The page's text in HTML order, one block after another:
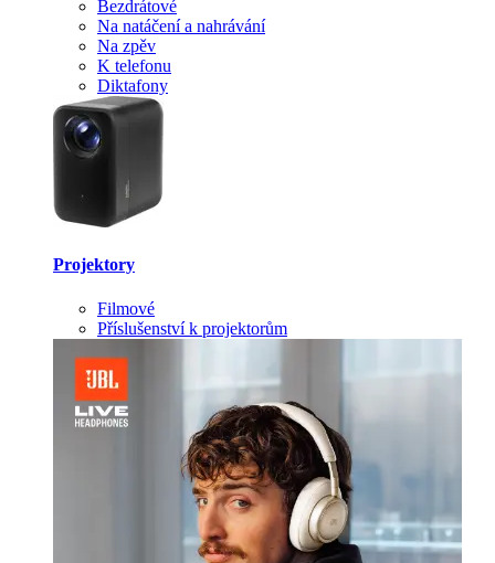
Bezdrátové
Na natáčení a nahrávání
Na zpěv
K telefonu
Diktafony
Projektory
Filmové
Příslušenství k projektorům